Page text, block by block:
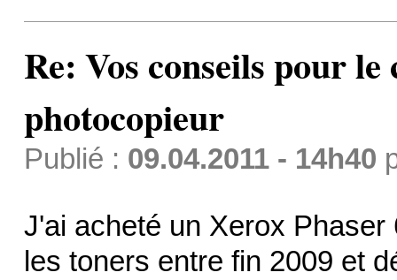
Re: Vos conseils pour
photocopieur
Publié : 09.04.2011 - 14h40
J'ai acheté un Xerox
les toners entre fin 2009 et